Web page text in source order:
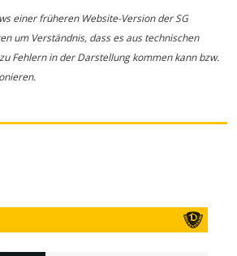
einer früheren Website-Version der SG
um Verständnis, dass es aus technischen
Fehlern in der Darstellung kommen kann bzw.